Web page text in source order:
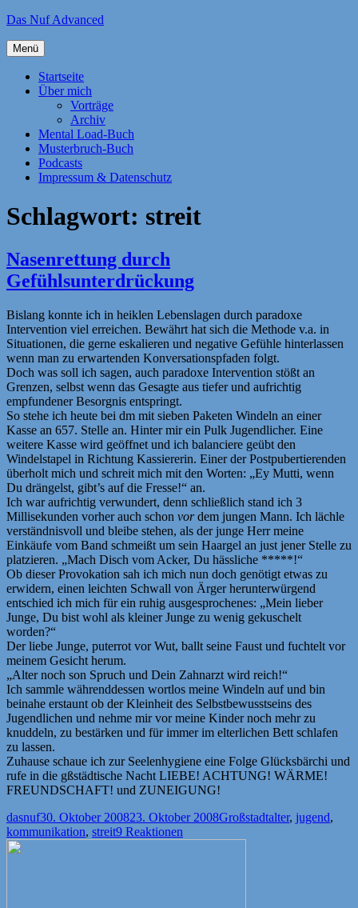
Zum
springen
Das Nuf Advanced
Menü
Startseite
Über mich
Vorträge
Archiv
Mental Load-Buch
Musterbruch-Buch
Podcasts
Impressum & Datenschutz
Schlagwort: streit
Nasenrettung durch
Gefühlsunterdrückung
Bislang konnte ich in heiklen Lebenslagen durch paradoxe
Intervention viel erreichen. Bewährt hat sich die Methode v.a. in
Situationen, die gerne eskalieren und negative Gefühle hinterlassen
wenn man zu erwartenden Konversationspfaden folgt.
Doch was soll ich sagen, auch paradoxe Intervention stößt an
Grenzen, selbst wenn das Gesagte aus tiefer und aufrichtig
empfundener Besorgnis entspringt.
So stehe ich heute bei dm mit sieben Paketen Windeln an einer
Kasse an 657. Stelle an. Hinter mir ein Pulk Jugendlicher. Eine
weitere Kasse wird geöffnet und ich balanciere geübt den
Windelstapel in Richtung Kassiererin. Einer der Postpubertierenden
überholt mich und schreit mich mit den Worten: „Ey Mutti, wenn
Du drängelst, gibt’s auf die Fresse!“ an.
Ich war aufrichtig verwundert, denn schließlich stand ich 3
Millisekunden vorher auch schon vordem jungen Mann. Ich lächle
verständnisvoll und bleibe stehen, als der junge Herr meine
Einkäufe vom Band schmeißt um sein Haargel an just jener Stelle zu
platzieren. „Mach Disch vom Acker, Du hässliche *****!“
Ob dieser Provokation sah ich mich nun doch genötigt etwas zu
erwidern, einen leichten Schwall von Ärger herunterwürgend
entschied ich mich für ein ruhig ausgesprochenes: „Mein lieber
Junge, Du bist wohl als kleiner Junge zu wenig gekuschelt
worden?“
Der liebe Junge, puterrot vor Wut, ballt seine Faust und fuchtelt vor
meinem Gesicht herum.
„Alter noch son Spruch und Dein Zahnarzt wird reich!“
Ich sammle währenddessen wortlos meine Windeln auf und bin
beinahe erstaunt ob der Kleinheit des Selbstbewusstseins des
Jugendlichen und nehme mir vor meine Kinder noch mehr zu
knuddeln, zu bestärken und für immer im elterlichen Bett schlafen
zu lassen.
Zuhause schaue ich zur Seelenhygiene eine Folge Glücksbärchi und
rufe in die gßstädtische Nacht LIEBE! ACHTUNG! WÄRME!
FREUNDSCHAFT! und ZUNEIGUNG!
Autor
dasnufVeröffentlicht
am
30. Oktober 200823. Oktober 2008Kategorien
GroßstadtSchlagwörter
alter, jugend,
kommunikation, streit9 Reaktionen